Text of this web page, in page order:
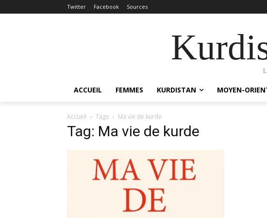
Twitter Facebook Sources
ACCUEIL FEMMES KURDISTAN MOYEN-
Accueil Tags Ma vie de kurde
Tag: Ma vie de kurde